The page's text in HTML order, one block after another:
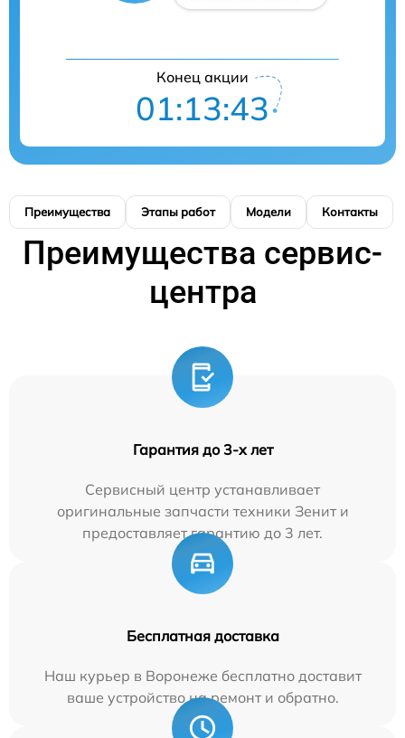
Конец акции
01:13:42
Преимущества Этапы работ Модели Контакты
Преимущества сервис-
центра
Гарантия до 3-х лет
Сервисный центр устанавливает
оригинальные запчасти техники Зенит и
предоставляет гарантию до 3 лет.
Бесплатная доставка
Наш курьер в Воронеже бесплатно доставит
ваше устройство на ремонт и обратно.